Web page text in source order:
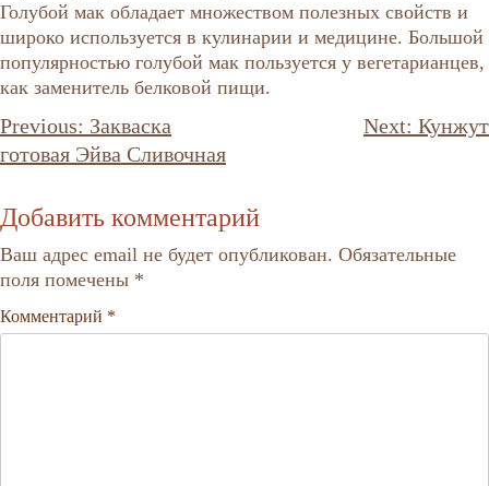
Голубой мак обладает множеством полезных свойств и
широко используется в кулинарии и медицине. Большой
популярностью голубой мак пользуется у вегетарианцев,
как заменитель белковой пищи.
Навигация
по
Previous: Закваска
готовая Эйва Сливочная
Next: Кунжут
Добавить комментарий
Ваш адрес email не будет опубликован. Обязательные
поля помечены *
Комментарий *